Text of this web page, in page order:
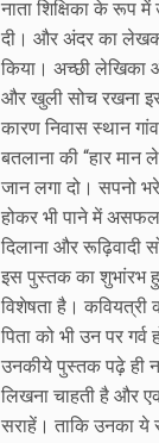
नाता शिक्षिका के रूप
दी। और अंदर का लेखक
किया। अच्छी लेखिका
और खुली सोच रखना
कारण निवास स्थान
बतलाना की “हार
जान लगा दो। सपनो
होकर भी पाने में असफल
दिलाना और
इस पुस्तक का शुभांरभ
विशेषता है।
पिता को भी उन पर
उनकीये पुस्तक पढ़े ही
लिखना चाहती है और
सराहें। ताकि उनका ये